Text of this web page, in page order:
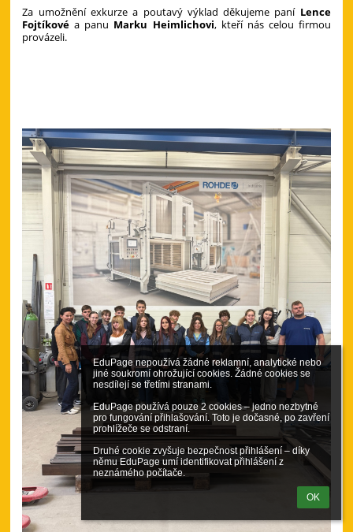
EduPage nepoužívá žádné reklamní, analytické nebo
jiné soukromí ohrožující cookies. Žádné cookies se
nesdílejí se třetími stranami.
EduPage používá pouze 2 cookies – jedno nezbytné
pro fungování přihlašování. Toto je dočasné, po zavření
prohlížeče se odstraní.
Druhé cookie zvyšuje bezpečnost přihlášení – díky
němu EduPage umí identifikovat přihlášení z
neznámého počítače.
OK
Za umožnění exkurze a poutavý výklad děkujeme paní Lence
Fojtíkové a panu Marku Heimlichovi, kteří nás celou firmou
provázeli.